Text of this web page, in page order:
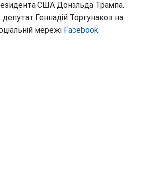
США Дональда Трампа.
Геннадій Торгунаков на
мережі Facebook.